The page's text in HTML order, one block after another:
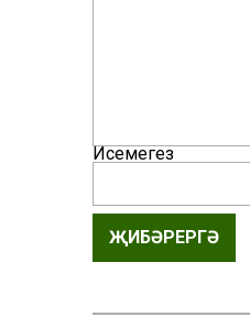
Исемегез
ҖИБӘРЕРГӘ